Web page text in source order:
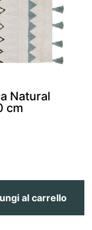
Natural
сm
al carrello